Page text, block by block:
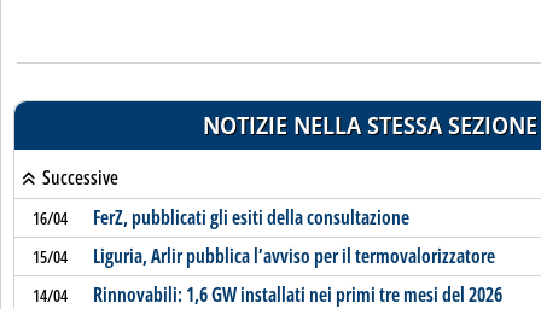
NOTIZIE NELLA STESSA SEZIONE
Successive
16/04 FerZ, pubblicati gli esiti della consultazione
15/04 Liguria, Arlir pubblica l’avviso per il termovalorizzatore
14/04 Rinnovabili: 1,6 GW installati nei primi tre mesi del 2026